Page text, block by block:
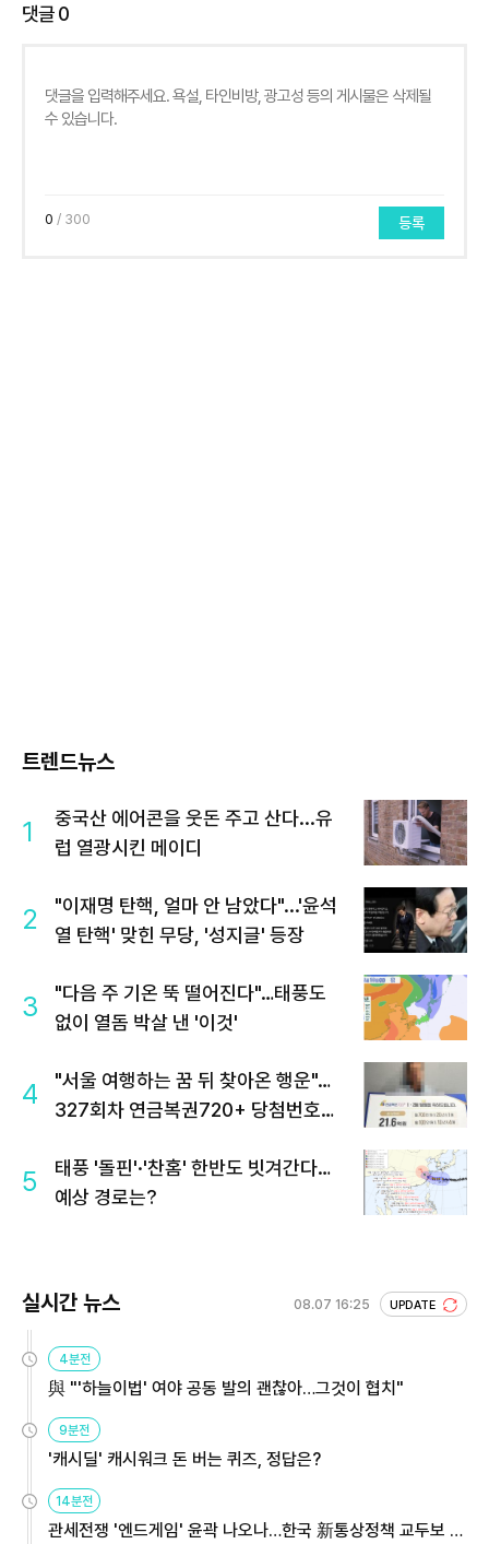
댓글0
0 / 300 등록
트렌드뉴스
1
중국산 에어콘을 웃돈 주고 산다...유
럽 열광시킨 메이디
2
"이재명 탄핵, 얼마 안 남았다"...'윤석
열 탄핵' 맞힌 무당, '성지글' 등장
3
"다음 주 기온 뚝 떨어진다"…태풍도
없이 열돔 박살 낸 '이것'
4
"서울 여행하는 꿈 뒤 찾아온 행운"…
327회차 연금복권720+ 당첨번호조
5
태풍 '돌핀'·'찬홈' 한반도 빗겨간다…
예상 경로는?
실시간 뉴스 08.07 16:25 UPDATE
4분전
與 "'하늘이법' 여야 공동 발의 괜찮아…그것이 협치"
9분전
'캐시딜' 캐시워크 돈 버는 퀴즈, 정답은?
14분전
관세전쟁 '엔드게임' 윤곽 나오나…한국 新통상정책 교두보 활